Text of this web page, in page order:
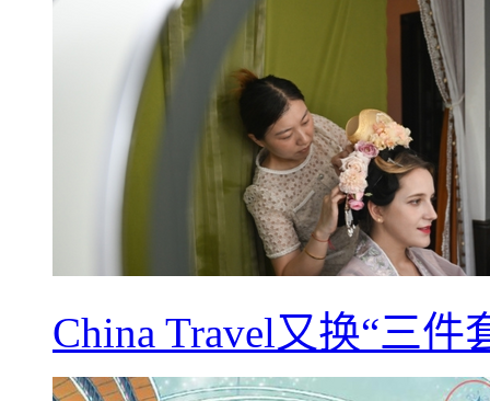
China Travel又换“三